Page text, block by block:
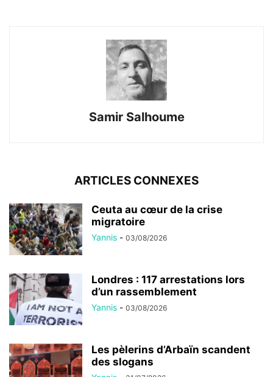
Samir Salhoume
ARTICLES CONNEXES
Ceuta au cœur de la crise
migratoire
Yannis - 03/08/2026
Londres : 117 arrestations lors
d’un rassemblement
Yannis - 03/08/2026
Les pèlerins d’Arbaïn scandent
des slogans